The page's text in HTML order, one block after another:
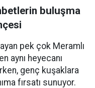
buluşma
pek çok Meramlı
aynı heyecanı
genç kuşaklara
fırsatı sunuyor.